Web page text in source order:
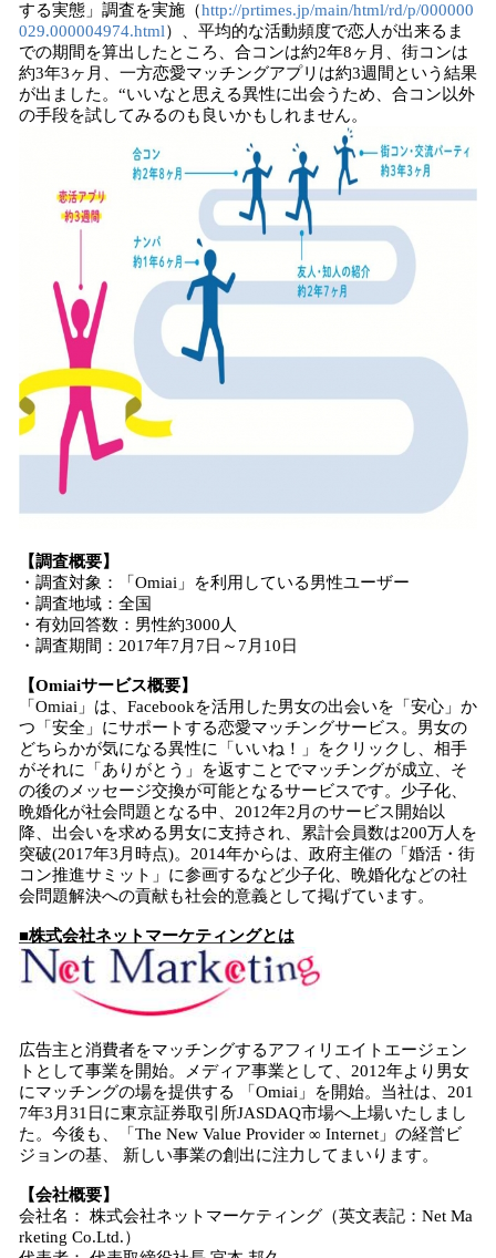
する実態」調査を実施（http://prtimes.jp/main/html/rd/p/000000
029.000004974.html）、平均的な活動頻度で恋人が出来るま
での期間を算出したところ、合コンは約2年8ヶ月、街コンは
約3年3ヶ月、一方恋愛マッチングアプリは約3週間という結果
が出ました。“いいなと思える異性に出会うため、合コン以外
の手段を試してみるのも良いかもしれません。
【調査概要】
・調査対象：「Omiai」を利用している男性ユーザー
・調査地域：全国
・有効回答数：男性約3000人
・調査期間：2017年7月7日～7月10日
【Omiaiサービス概要】
「Omiai」は、Facebookを活用した男女の出会いを「安心」か
つ「安全」にサポートする恋愛マッチングサービス。男女の
どちらかが気になる異性に「いいね！」をクリックし、相手
がそれに「ありがとう」を返すことでマッチングが成立、そ
の後のメッセージ交換が可能となるサービスです。少子化、
晩婚化が社会問題となる中、2012年2月のサービス開始以
降、出会いを求める男女に支持され、累計会員数は200万人を
突破(2017年3月時点)。2014年からは、政府主催の「婚活・街
コン推進サミット」に参画するなど少子化、晩婚化などの社
会問題解決への貢献も社会的意義として掲げています。
■株式会社ネットマーケティングとは
広告主と消費者をマッチングするアフィリエイトエージェン
トとして事業を開始。メディア事業として、2012年より男女
にマッチングの場を提供する 「Omiai」を開始。当社は、201
7年3月31日に東京証券取引所JASDAQ市場へ上場いたしまし
た。今後も、「The New Value Provider ∞ Internet」の経営ビ
ジョンの基、 新しい事業の創出に注力してまいります。
【会社概要】
会社名： 株式会社ネットマーケティング（英文表記：Net Ma
rketing Co.Ltd.）